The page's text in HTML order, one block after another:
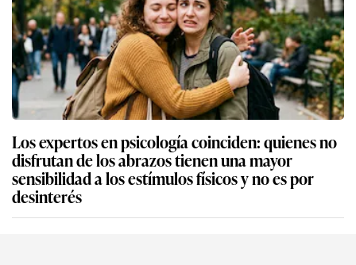
Los expertos en psicología coinciden: quienes no
disfrutan de los abrazos tienen una mayor
sensibilidad a los estímulos físicos y no es por
desinterés